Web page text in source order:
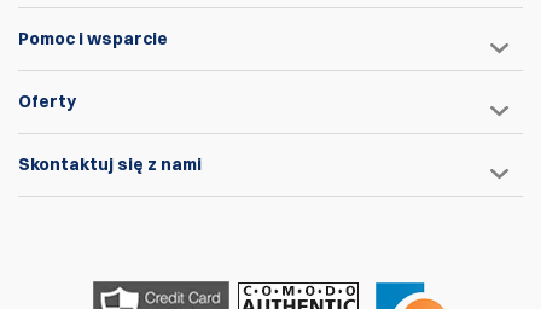
Pomoc i wsparcie
Oferty
Skontaktuj się z nami